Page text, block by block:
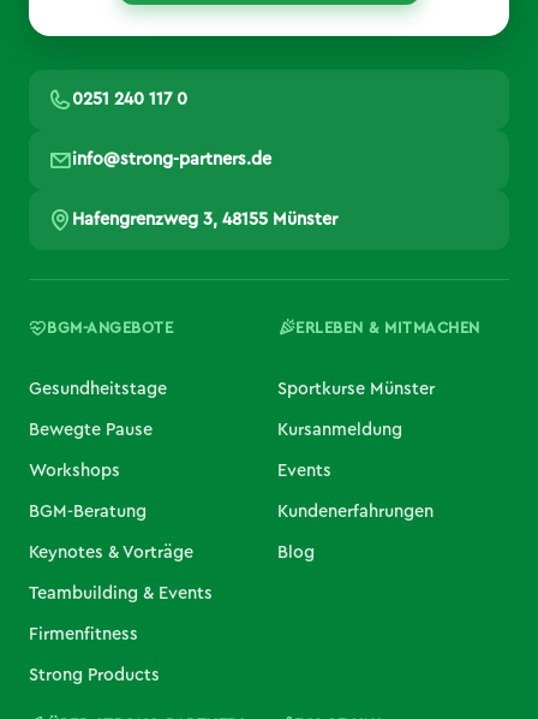
0251 240 117 0
info@strong-partners.de
Hafengrenzweg 3, 48155 Münster
BGM-ANGEBOTE
Gesundheitstage
Bewegte Pause
Workshops
BGM-Beratung
Keynotes & Vorträge
Teambuilding & Events
Firmenfitness
Strong Products
ERLEBEN & MITMACHEN
Sportkurse Münster
Kursanmeldung
Events
Kundenerfahrungen
Blog